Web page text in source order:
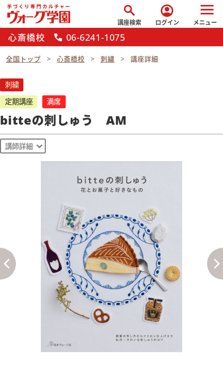
search
講座検索
account_circle
ログイン メニュー
心斎橋校 call 06-6241-1075
全国トップ 心斎橋校 刺繍 講座詳細
刺繍
定期講座
満席
bitteの刺しゅう AM
講師詳細